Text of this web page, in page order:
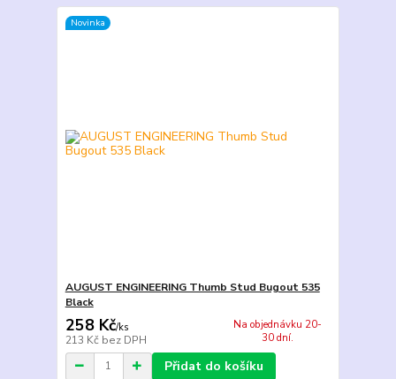
Novinka
AUGUST ENGINEERING Thumb Stud Bugout 535
Black
258 Kč/ks
213 Kč bez DPH
Na objednávku 20-
30 dní.
Přidat do košíku